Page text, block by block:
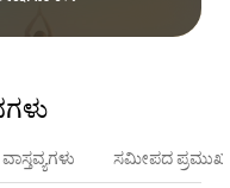
ಸಮೀಪದ ಪ್ರಮುಖ